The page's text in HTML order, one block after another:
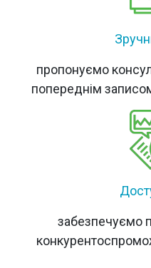
пропонуємо
попереднім
забезпечуємо